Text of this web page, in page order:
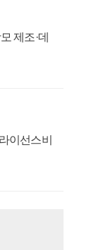
제조·데
이선스비